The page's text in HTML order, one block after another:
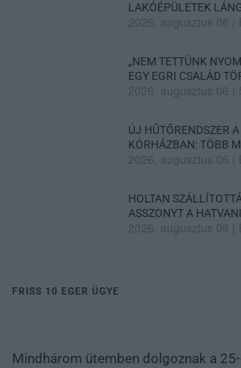
LAKÓÉPÜLETEK
2026. augusztus 06
„NEM TETTÜNK
EGY EGRI CSALÁD
2026. augusztus 06
ÚJ HŰTŐRENDSZER
KÓRHÁZBAN: TÖBB
2026. augusztus 06
HOLTAN
ASSZONYT A HATVANI
2026. augusztus 06
FRISS 10 EGER ÜGYE
Mindhárom ütemben dolgoznak a